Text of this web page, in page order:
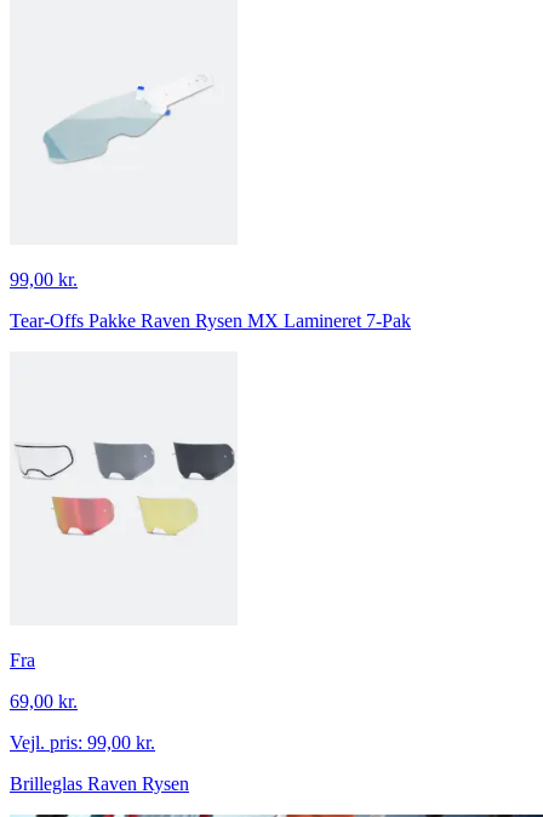
99,00 kr.
Tear-Offs Pakke Raven Rysen MX Lamineret 7-Pak
Fra
69,00 kr.
Vejl. pris: 99,00 kr.
Brilleglas Raven Rysen